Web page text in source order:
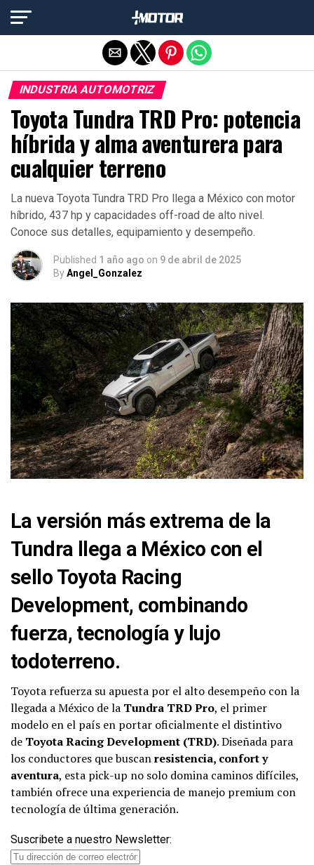
INDUSTRIA AUTOMOTRIZ
Toyota Tundra TRD Pro: potencia
híbrida y alma aventurera para
cualquier terreno
La nueva Toyota Tundra TRD Pro llega a México con motor
híbrido, 437 hp y capacidades off-road de alto nivel.
Conoce sus detalles, equipamiento y desempeño.
Published 1 año ago on 9 de abril de 2025
ByAngel_Gonzalez
La versión más extrema de la
Tundra llega a México con el
sello Toyota Racing
Development, combinando
fuerza, tecnología y lujo
todoterreno.
Toyota refuerza su apuesta por el alto desempeño con la
llegada a México de la Tundra TRD Pro, el primer
modelo en el país en portar oficialmente el distintivo
de Toyota Racing Development (TRD). Diseñada para
los conductores que buscanresistencia, confort y
aventura, esta pick-up no solo domina caminos difíciles,
también ofrece una experiencia de manejo premium con
tecnología de última generación.
Suscribete a nuestro Newsletter:
Salir de la versión móvil